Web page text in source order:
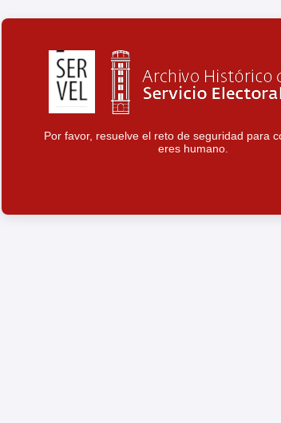
Por favor, resuelve el reto de seguridad para
eres humano.